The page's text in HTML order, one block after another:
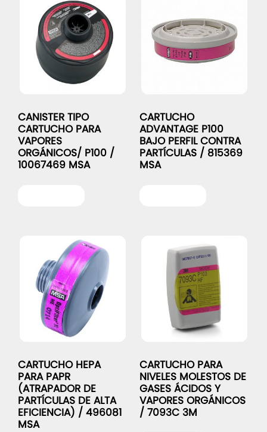
CANISTER TIPO
CARTUCHO PARA
VAPORES
ORGÁNICOS/ P100 /
10067469 MSA
CARTUCHO
ADVANTAGE P100
BAJO PERFIL CONTRA
PARTÍCULAS / 815369
MSA
CARTUCHO HEPA
PARA PAPR
(ATRAPADOR DE
PARTÍCULAS DE ALTA
EFICIENCIA) / 496081
MSA
CARTUCHO PARA
NIVELES MOLESTOS DE
GASES ÁCIDOS Y
VAPORES ORGÁNICOS
/ 7093C 3M